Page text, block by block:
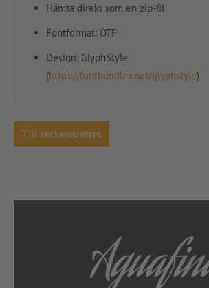
Hämta direkt som en zip-fil
Fontformat: OTF
Design: GlyphStyle
(https://fontbundles.net/glyphstyle)
Till teckensnittet